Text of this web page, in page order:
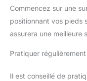
Commencez sur une
positionnant vos pieds
assurera une meilleure
Pratiquer régulièrement
Il est conseillé de